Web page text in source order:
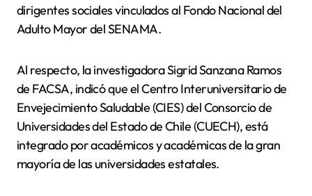
dirigentes sociales vinculados al Fondo Nacional del
Adulto Mayor del SENAMA.
Al respecto, la investigadora Sigrid Sanzana Ramos
de FACSA, indicó que el Centro Interuniversitario de
Envejecimiento Saludable (CIES) del Consorcio de
Universidades del Estado de Chile (CUECH), está
integrado por académicos y académicas de la gran
mayoría de las universidades estatales.